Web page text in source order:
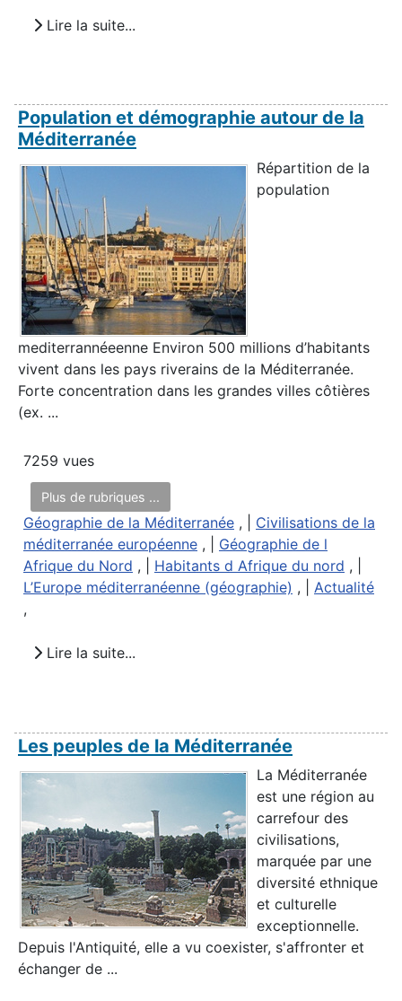
Lire la suite...
Population et démographie autour de la
Méditerranée
Répartition de la
population
mediterrannéeenne Environ 500 millions d’habitants
vivent dans les pays riverains de la Méditerranée.
Forte concentration dans les grandes villes côtières
(ex. ...
7259 vues
Plus de rubriques ...
Géographie de la Méditerranée , | Civilisations de la
méditerranée européenne , | Géographie de l
Afrique du Nord , | Habitants d Afrique du nord , |
L’Europe méditerranéenne (géographie) , | Actualité
,
Lire la suite...
Les peuples de la Méditerranée
La Méditerranée
est une région au
carrefour des
civilisations,
marquée par une
diversité ethnique
et culturelle
exceptionnelle.
Depuis l'Antiquité, elle a vu coexister, s'affronter et
échanger de ...